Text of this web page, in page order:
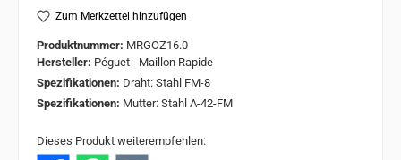
Zum Merkzettel hinzufügen
Produktnummer: MRGOZ16.0
Hersteller: Péguet - Maillon Rapide
Spezifikationen: Draht: Stahl FM-8
Spezifikationen: Mutter: Stahl A-42-FM
Dieses Produkt weiterempfehlen: